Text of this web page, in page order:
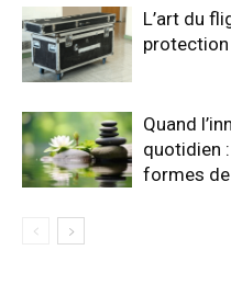
L’art du
Quand
quotidien
formes